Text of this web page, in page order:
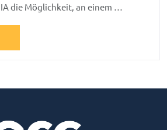
die Möglichkeit, an einem …